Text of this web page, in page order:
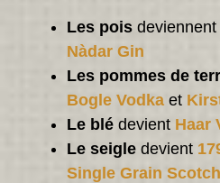
Les poisdeviennent
Nàdar Gin
Les pommes de
Bogle Vodkaet
Le blédevient Haar
Le seigledevient
Single Grain